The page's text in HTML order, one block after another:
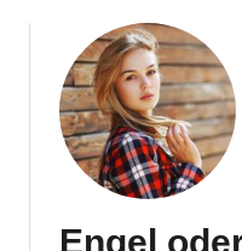
Engel